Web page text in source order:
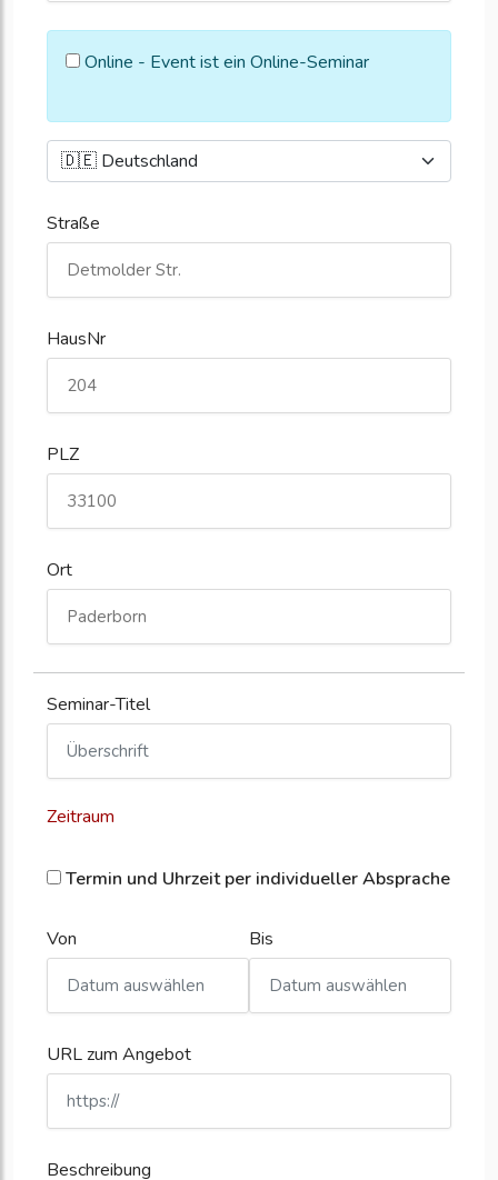
Online - Event ist ein Online-Seminar
Straße
HausNr
PLZ
Ort
Seminar-Titel
Zeitraum
Termin und Uhrzeit per individueller Absprache
Von Bis
URL zum Angebot
Beschreibung